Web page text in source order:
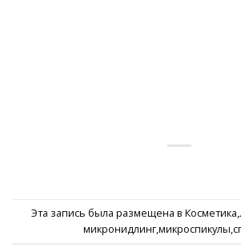
Эта запись была размещена в Косметика,
микронидлинг,микроспикулы,